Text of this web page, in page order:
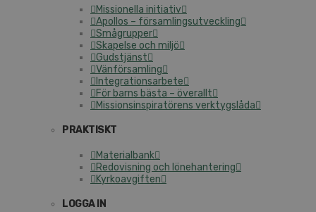
Missionella initiativ
Apollos – församlingsutveckling
Smågrupper
Skapelse och miljö
Gudstjänst
Vänförsamling
Integrationsarbete
För barns bästa – överallt
Missionsinspiratörens verktygslåda
PRAKTISKT
Materialbank
Redovisning och lönehantering
Kyrkoavgiften
LOGGA IN